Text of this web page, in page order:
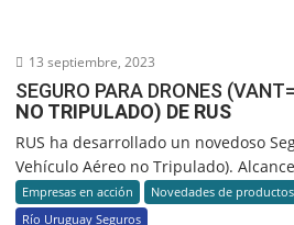
13 septiembre, 2023
SEGURO PARA DRONES
NO TRIPULADO) DE RUS
RUS ha desarrollado un novedoso
Vehículo Aéreo no Tripulado).
Empresas en acción
Novedades de
Río Uruguay Seguros